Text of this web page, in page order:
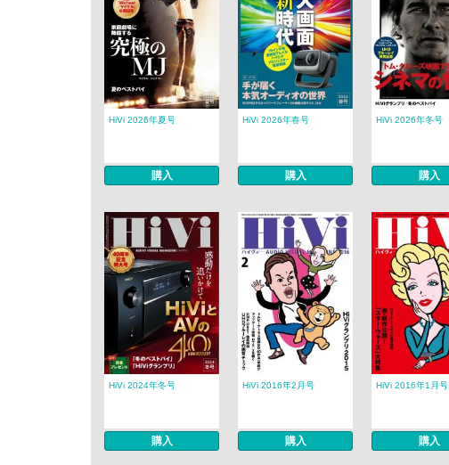
HiVi 2026年夏号
購入
HiVi 2026年春号
購入
HiVi 2026年冬号
購入
HiVi 2024年冬号
購入
HiVi 2016年2月号
購入
HiVi 2016年1月号
購入